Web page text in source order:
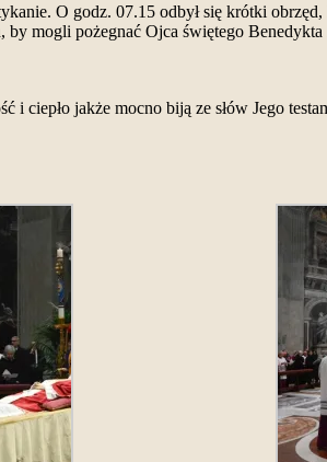
O godz. 07.15 odbył się krótki
mogli pożegnać Ojca świętego
ciepło jakże mocno biją ze słów Jego